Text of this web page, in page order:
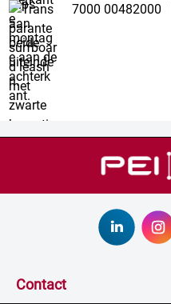
7000 00482000
Contact